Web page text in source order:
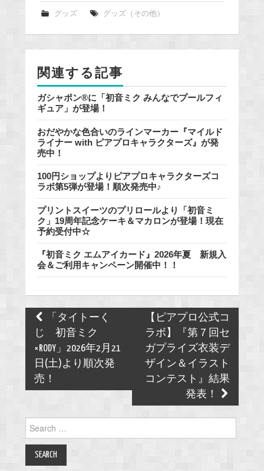
k
グッズ グッズ（その他）
関連する記事
ガシャポン®に「初音ミク みんなでプールフィ
ギュア」が登場！
おだやかな色合いのラインマーカー『マイルド
ライナー with ピアプロキャラクターズ』が発
売中！
100円ショップよりピアプロキャラクターズコ
ラボ第5弾が登場！順次発売中♪
プリントスイーツのプリロールより「初音ミ
ク」19周年記念ケーキ＆マカロンが登場！現在
予約受付中☆
『初音ミク エムアイカード』2026年夏 新規入
会＆ご利用キャンペーン開催中！！
Post
navigation
「タイトーく
じ 初音ミク
×RODY」2026年2月21
日(土)より順次発
売！
【ピアプロ公式コ
ラボ】『第７回セ
ガプライズ衣装デ
ザイン＆イラスト
コンテスト』結果
発表！
for: